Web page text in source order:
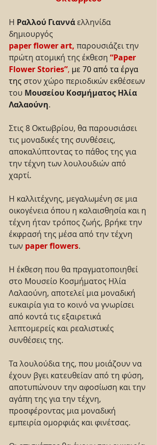
Η Ραλλού Γιαννά ελληνίδα
δημιουργός
paper flower art, παρουσιάζει την
πρώτη ατομική της έκθεση “Paper
Flower Stories”, με 70 από τα έργα
της στον χώρο περιοδικών εκθέσεων
του Μουσείου Κοσμήματος Ηλία
Λαλαούνη.
Στις 8 Οκτωβρίου, θα παρουσιάσει
τις μοναδικές της συνθέσεις,
αποκαλύπτοντας το πάθος της για
την τέχνη των λουλουδιών από
χαρτί.
Η καλλιτέχνης, μεγαλωμένη σε μια
οικογένεια όπου η καλαισθησία και η
τέχνη ήταν τρόπος ζωής, βρήκε την
έκφρασή της μέσα από την τέχνη
των paper flowers.
Η έκθεση που θα πραγματοποιηθεί
στο Μουσείο Κοσμήματος Ηλία
Λαλαούνη, αποτελεί μια μοναδική
ευκαιρία για το κοινό να γνωρίσει
από κοντά τις εξαιρετικά
λεπτομερείς και ρεαλιστικές
συνθέσεις της.
Τα λουλούδια της, που μοιάζουν να
έχουν βγει κατευθείαν από τη φύση,
αποτυπώνουν την αφοσίωση και την
αγάπη της για την τέχνη,
προσφέροντας μια μοναδική
εμπειρία ομορφιάς και φινέτσας.